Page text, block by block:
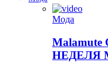
Мода
НЕДЕЛЯ